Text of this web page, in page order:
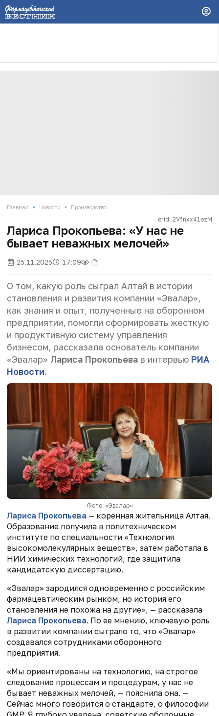
Главная • Новости • Производство
erid: 2Vfnxx41ezM
Лариса Прокопьева: «У нас не
бывает неважных мелочей»
25.11.2025 17:09
О том, какую роль сыграл Алтай в истории
становления и развития компании «Эвалар»,
как знания и опыт, полученные на оборонном
предприятии, помогли сформировать жесткую
и продуктивную систему управления
бизнесом, рассказала основатель компании
«Эвалар» Лариса Прокопьева в интервью РИА
Новости.
Фото: «Эвалар»
Лариса Прокопьева — коренная жительница Алтая.
Образование получила в политехническом
институте по специальности «Технология
высокомолекулярных веществ», затем работала в
НИИ химических технологий, где защитила
кандидатскую диссертацию.
«Эвалар» зародился одновременно с российским
фармацевтическим рынком, но история его
становления не похожа на другие», — рассказала
Лариса Прокопьева. По ее мнению, ключевую роль
в развитии компании сыграло то, что «Эвалар»
создавался сотрудниками оборонного
предприятия.
«Мы ориентированы на технологию, на строгое
следование процессам и процедурам, у нас не
бывает неважных мелочей, — пояснила она. —
Сейчас много говорится о стандарте, о философии